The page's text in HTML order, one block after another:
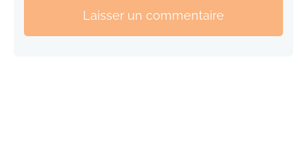
Laisser un commentaire